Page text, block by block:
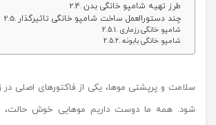
طرز تهیه شامپو خانگی بدن
چند دستورالعمل ساخت شامپو خانگی تاثیرگذار
شامپو خانگی رزماری
شامپو خانگی بابونه
سلامت و پرپشتی موها، یکی از فاکتورهای اصلی
شود. همه ما دوست داریم موهایی خوش حالت،